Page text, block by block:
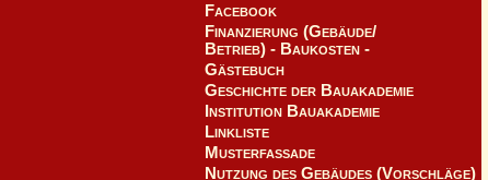
Facebook
Finanzierung (Gebäude/
Betrieb) - Baukosten -
Gästebuch
Geschichte der Bauakademie
Institution Bauakademie
Linkliste
Musterfassade
Nutzung des Gebäudes (Vorschläge)